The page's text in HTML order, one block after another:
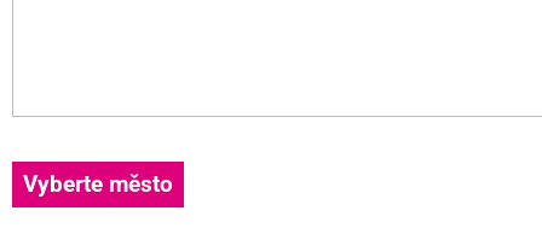
Vyberte město